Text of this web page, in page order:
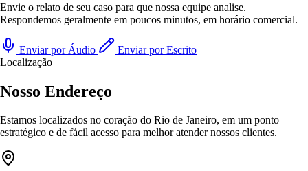
Envie o relato de seu caso para que nossa equipe analise.
Respondemos geralmente em poucos minutos, em horário comercial.
Enviar por Áudio
Enviar por Escrito
Localização
Nosso Endereço
Estamos localizados no coração do Rio de Janeiro, em um ponto
estratégico e de fácil acesso para melhor atender nossos clientes.